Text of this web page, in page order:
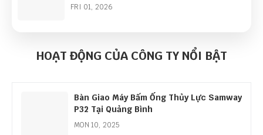
FRI 01, 2026
Cơ Hội Lớn Từ Làn Sóng Đầu Tư Công
THU 01, 2026
HOẠT ĐỘNG CỦA CÔNG TY NỔI BẬT
Bàn Giao Máy Bấm Ống Thủy Lực Samway
P32 Tại Quảng Bình
MON 10, 2025